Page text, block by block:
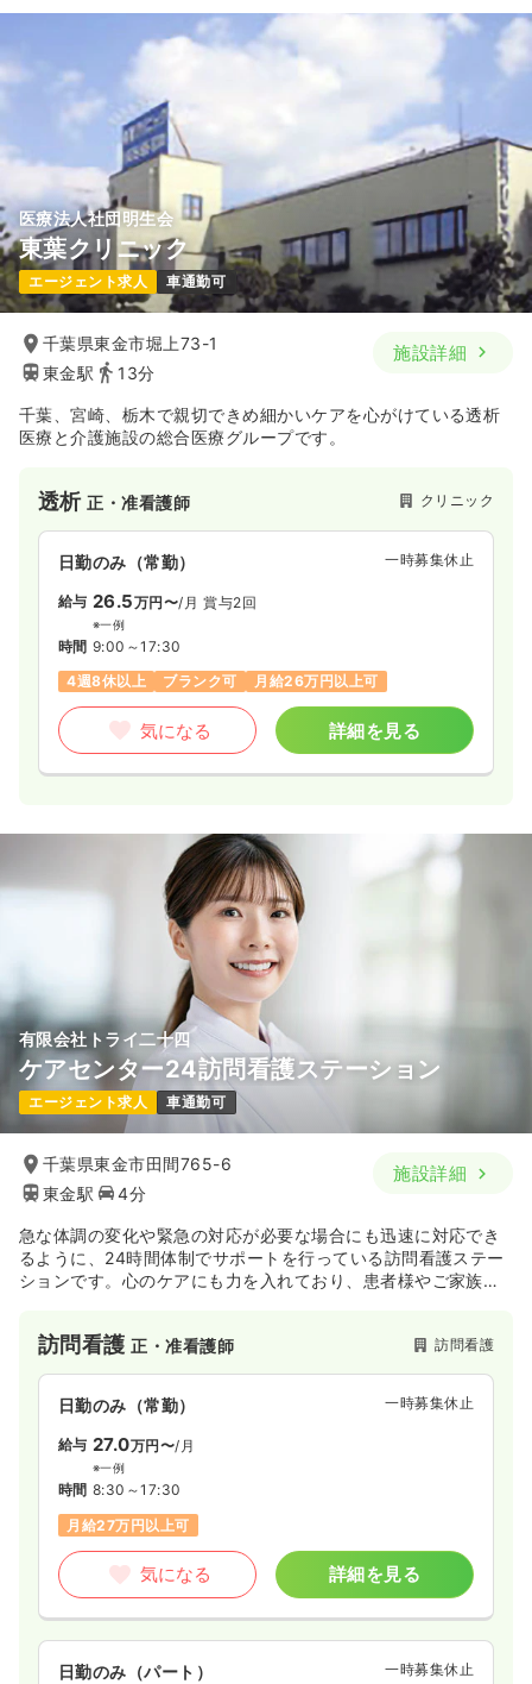
医療法人社団明生会
東葉クリニック
エージェント求人 車通勤可
千葉県東金市堀上73-1
東金駅
13分
施設詳細
千葉、宮崎、栃木で親切できめ細かいケアを心がけている透析
医療と介護施設の総合医療グループです。
透析正・准看護師 クリニック
日勤のみ（常勤） 一時募集休止
給与 26.5万円〜/月 賞与2回
※一例
時間 9:00～17:30
4週8休以上
ブランク可 月給26万円以上可
気になる 詳細を見る
有限会社トライ二十四
ケアセンター24訪問看護ステーション
エージェント求人 車通勤可
千葉県東金市田間765-6
東金駅
4分
施設詳細
急な体調の変化や緊急の対応が必要な場合にも迅速に対応でき
るように、24時間体制でサポートを行っている訪問看護ステー
ションです。心のケアにも力を入れており、患者様やご家族の
訪問看護正・准看護師 訪問看護
日勤のみ（常勤） 一時募集休止
給与 27.0万円〜/月
※一例
時間 8:30～17:30
月給27万円以上可
気になる 詳細を見る
日勤のみ（パート） 一時募集休止